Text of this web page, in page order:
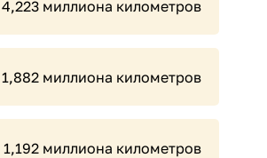
4,223 миллиона километров
1,882 миллиона километров
1,192 миллиона километров